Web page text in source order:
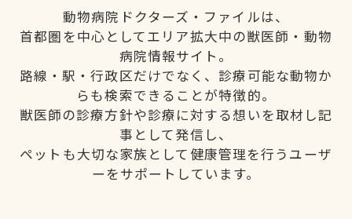
動物病院ドクターズ・ファイルは、
首都圏を中心としてエリア拡大中の獣医師・動物
病院情報サイト。
路線・駅・行政区だけでなく、診療可能な動物か
らも検索できることが特徴的。
獣医師の診療方針や診療に対する想いを取材し記
事として発信し、
ペットも大切な家族として健康管理を行うユーザ
ーをサポートしています。